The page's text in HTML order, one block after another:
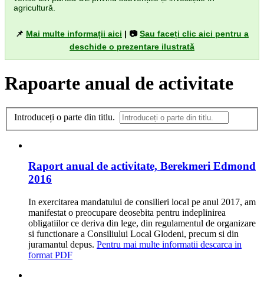
agricultură.
📌 Mai multe informații aici | 📷Sau faceți clic aici pentru a
deschide o prezentare ilustrată
Rapoarte anual de activitate
Introduceți o parte din titlu.
Raport anual de activitate, Berekmeri Edmond
2016
In exercitarea mandatului de consilieri local pe anul 2017, am
manifestat o preocupare deosebita pentru indeplinirea
obligatiilor ce deriva din lege, din regulamentul de organizare
si functionare a Consiliului Local Glodeni, precum si din
juramantul depus. Pentru mai multe informatii descarca in
format PDF